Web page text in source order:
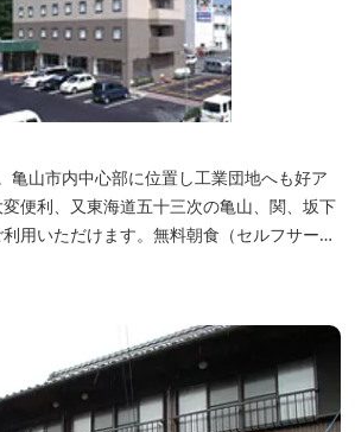
亀山市内中心部に位置し工業団地へも好ア
便利、又東海道五十三次の亀山、関、坂下
用いただけます。無料朝食（セルフサービ
価格な高機能ホテルです。